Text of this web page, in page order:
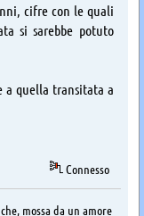
cifre con le quali
si sarebbe potuto
a quella transitata a
Connesso
mossa da un amore